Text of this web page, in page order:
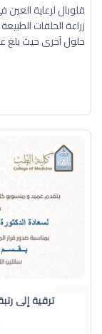
حلول آخرى حيث بلغ عدد
ترقية إلى